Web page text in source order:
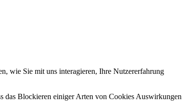
wie Sie mit uns interagieren, Ihre Nutzererfahrung
das Blockieren einiger Arten von Cookies Auswirkungen